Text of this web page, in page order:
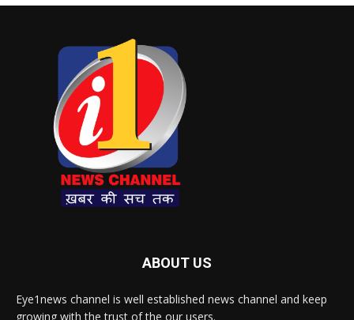
ABOUT US
Eye1news channel is well established news channel and keep
growing with the trust of the our users.